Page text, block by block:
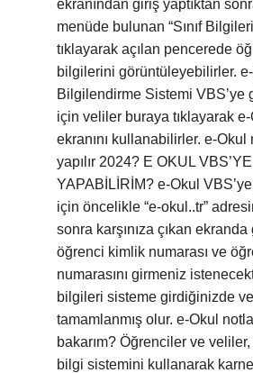
ekranından giriş yaptıktan
menüde bulunan “Sınıf
tıklayarak açılan pencerede
bilgilerini görüntüleyebilirler.
Bilgilendirme Sistemi VBS’ye
için veliler buraya tıklayarak
ekranını kullanabilirler. e-Okul
yapılır 2024? E OKUL
YAPABİLİRİM? e-Okul
için öncelikle “e-okul..tr”
sonra karşınıza çıkan
öğrenci kimlik numarası ve
numarasını girmeniz
bilgileri sisteme girdiğinizde
tamamlanmış olur. e-Okul
bakarım? Öğrenciler ve
bilgi sistemini kullanarak karne